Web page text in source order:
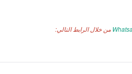
من خلال الرابط التالي: